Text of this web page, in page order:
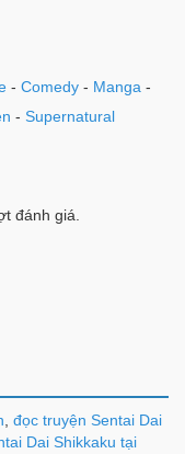
-Comedy - Manga -
-Supernatural
đánh giá.
đọc truyện Sentai Dai
Dai Shikkaku tại